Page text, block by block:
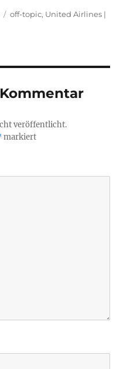
Kategorien
off-topic, United Airlines |
veröffentlicht.
markiert